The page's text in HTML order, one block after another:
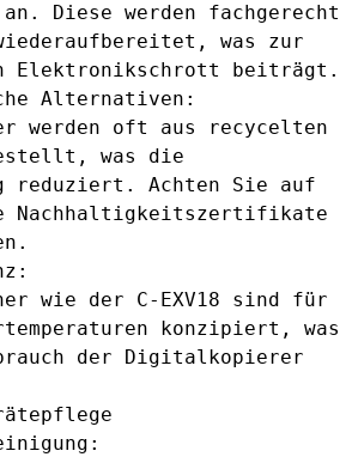
Diese werden fachgerecht
was zur
Elektronikschrott beiträgt.
Alternativen:
werden oft aus recycelten
was die
reduziert. Achten Sie auf
Nachhaltigkeitszertifikate
wie der C-EXV18 sind für
konzipiert, was
der Digitalkopierer